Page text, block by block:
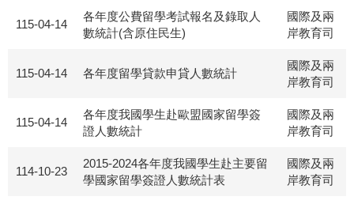
115-04-14
各年度公費留學考試報名及錄取人
數統計(含原住民生)
國際及兩
岸教育司
115-04-14 各年度留學貸款申貸人數統計
國際及兩
岸教育司
115-04-14
各年度我國學生赴歐盟國家留學簽
證人數統計
國際及兩
岸教育司
114-10-23
2015-2024各年度我國學生赴主要留
學國家留學簽證人數統計表
國際及兩
岸教育司